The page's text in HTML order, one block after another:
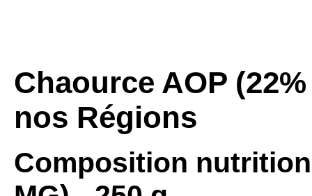
Chaource AOP
nos Régions
Composition